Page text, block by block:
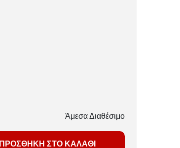
Άμεσα Διαθέσιμο
ΠΡΟΣΘΗΚΗ ΣΤΟ ΚΑΛΑΘΙ